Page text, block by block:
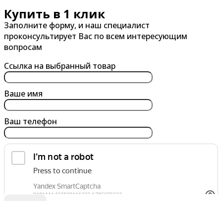
Александров
Альметьевск
Анапа
Арзамас
Армавир
Архангельск
Астрахань
Ачинск
Балашиха
Барнаул
Бийск
Благовещенск
Борисоглебск
Братск
Брянск
Купить в 1 клик
Заполните форму, и наш специалист
проконсультирует Вас по всем интересующим
вопросам
Ссылка на выбранный товар
Ваше имя
Ваш телефон
Я согласен наобработку персональных данных